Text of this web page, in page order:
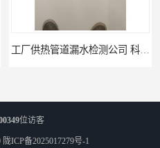
位访客
陇ICP备2025017279号-1